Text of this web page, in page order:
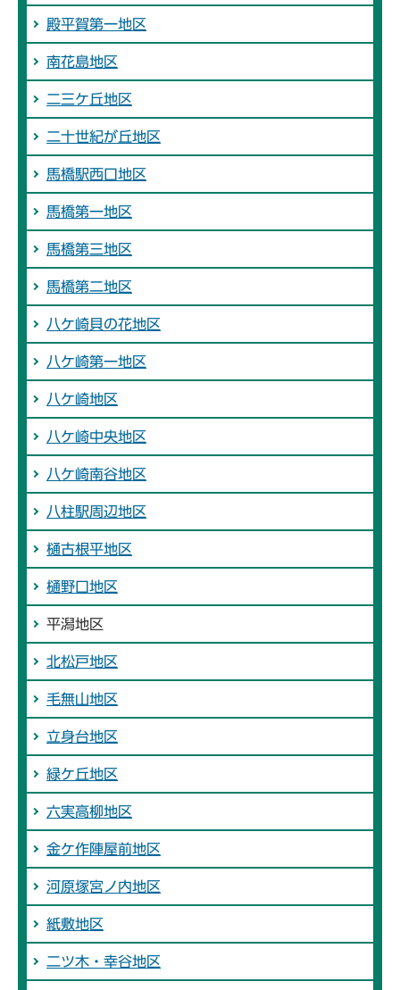
殿平賀第一地区
南花島地区
二三ケ丘地区
二十世紀が丘地区
馬橋駅西口地区
馬橋第一地区
馬橋第三地区
馬橋第二地区
八ケ崎貝の花地区
八ケ崎第一地区
八ケ崎地区
八ケ崎中央地区
八ケ崎南谷地区
八柱駅周辺地区
樋古根平地区
樋野口地区
平潟地区
北松戸地区
毛無山地区
立身台地区
緑ケ丘地区
六実高柳地区
金ケ作陣屋前地区
河原塚宮ノ内地区
紙敷地区
二ツ木・幸谷地区